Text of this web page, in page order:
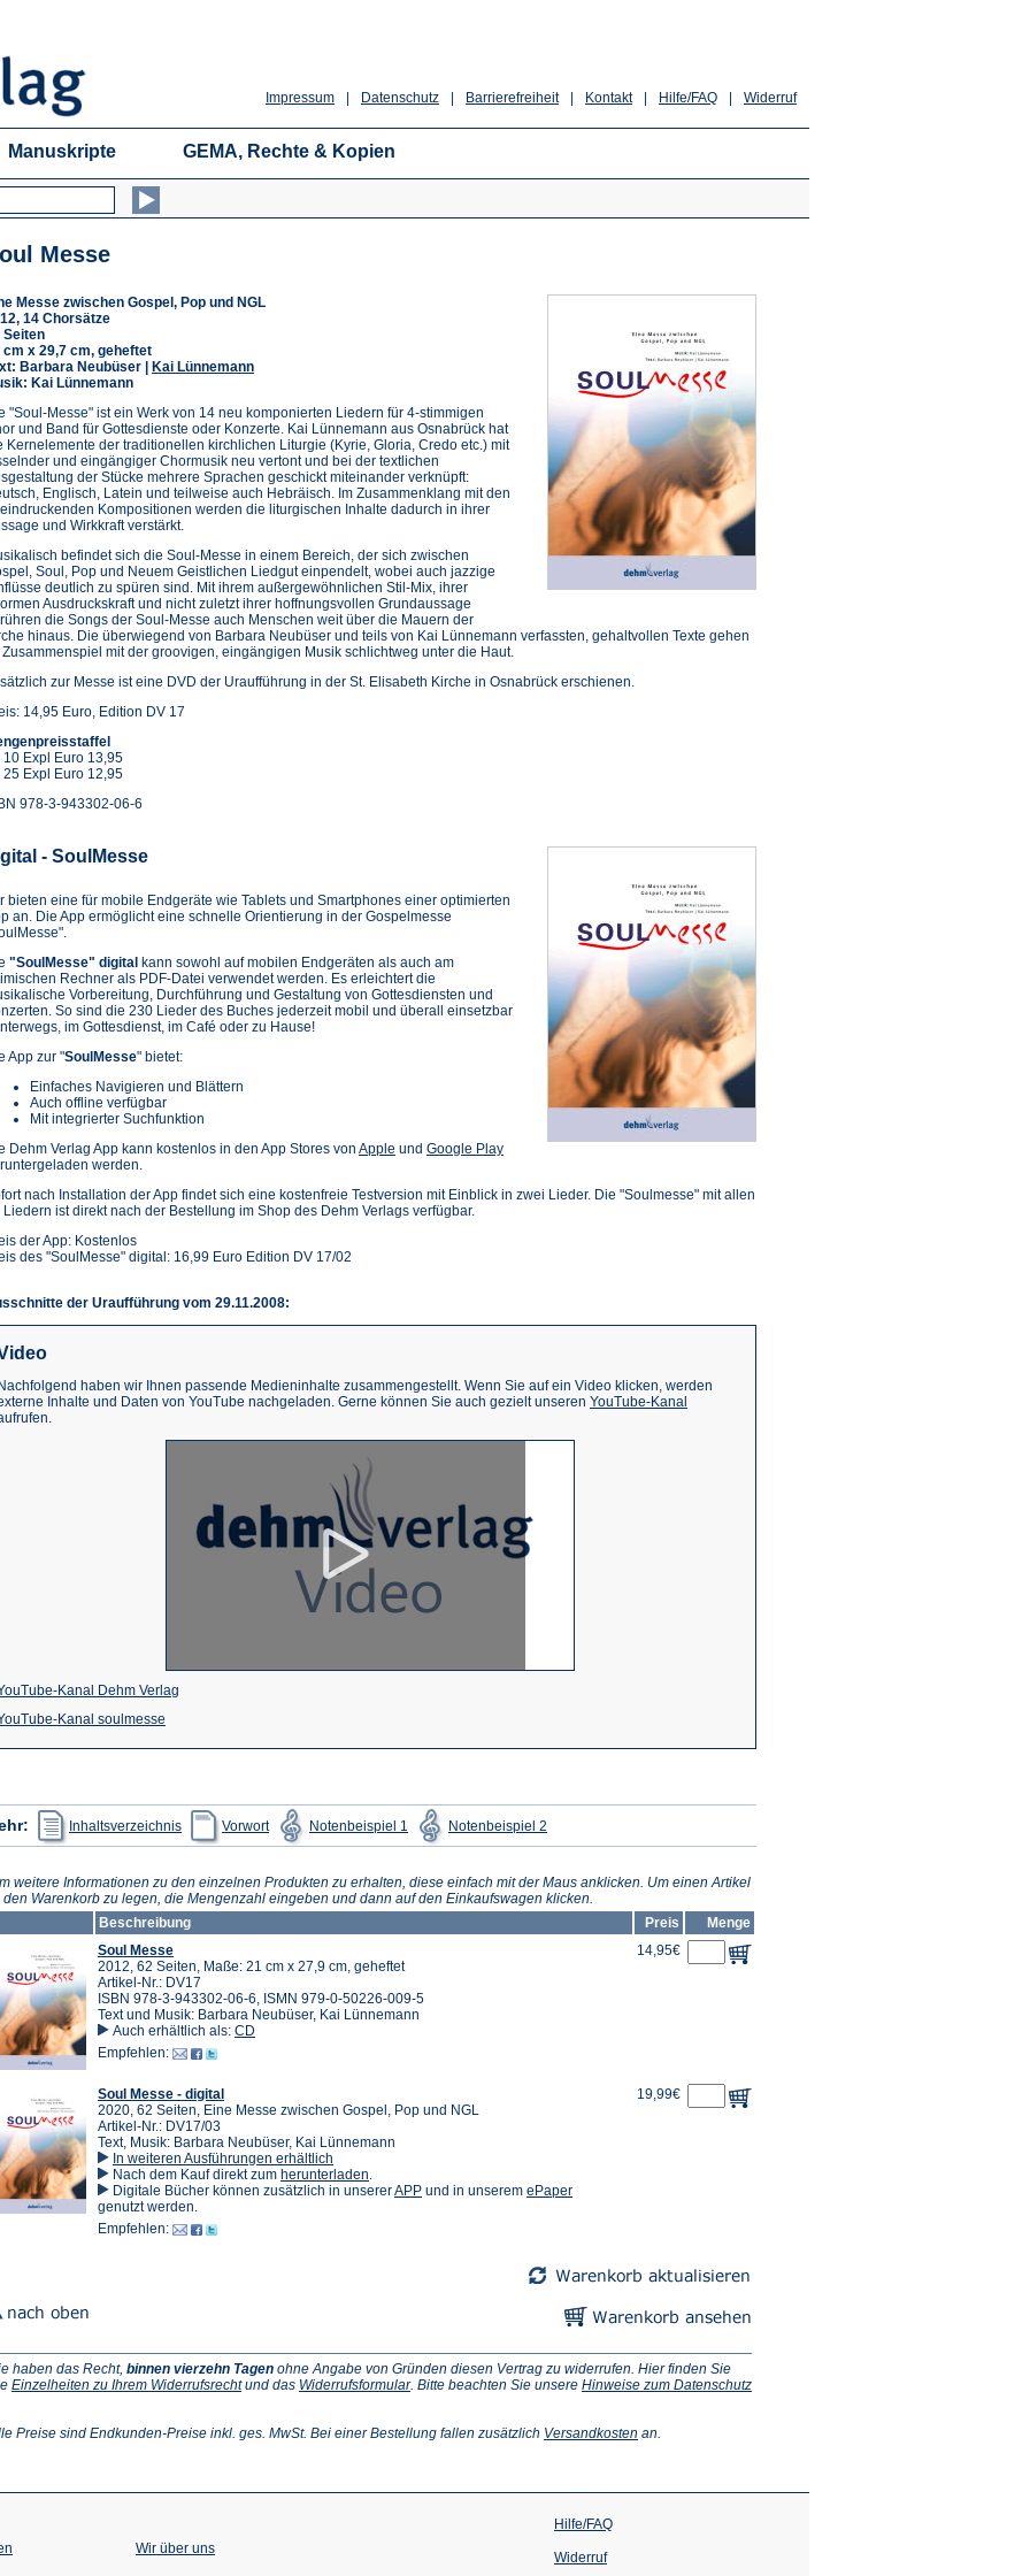
Widerruf
Hilfe/FAQ
Kontakt
Barrierefreiheit
Datenschutz
Impressum
Manuskripte GEMA, Rechte & Kopien
Messe
Messe zwischen Gospel, Pop und NGL
14 Chorsätze
Seiten
cm x 29,7 cm, geheftet
Barbara Neubüser |
Kai Lünnemann
Kai Lünnemann
"Soul-Messe" ist ein Werk von 14 neu komponierten Liedern für 4-stimmigen
und Band für Gottesdienste oder Konzerte. Kai Lünnemann aus Osnabrück hat
Kernelemente der traditionellen kirchlichen Liturgie (Kyrie, Gloria, Credo etc.) mit
und eingängiger Chormusik neu vertont und bei der textlichen
der Stücke mehrere Sprachen geschickt miteinander verknüpft:
Englisch, Latein und teilweise auch Hebräisch. Im Zusammenklang mit den
Kompositionen werden die liturgischen Inhalte dadurch in ihrer
und Wirkkraft verstärkt.
befindet sich die Soul-Messe in einem Bereich, der sich zwischen
Soul, Pop und Neuem Geistlichen Liedgut einpendelt, wobei auch jazzige
deutlich zu spüren sind. Mit ihrem außergewöhnlichen Stil-Mix, ihrer
Ausdruckskraft und nicht zuletzt ihrer hoffnungsvollen Grundaussage
die Songs der Soul-Messe auch Menschen weit über die Mauern der
hinaus. Die überwiegend von Barbara Neubüser und teils von Kai Lünnemann verfassten, gehaltvollen Texte gehen
Zusammenspiel mit der groovigen, eingängigen Musik schlichtweg unter die Haut.
zur Messe ist eine DVD der Uraufführung in der St. Elisabeth Kirche in Osnabrück erschienen.
14,95 Euro, Edition DV 17
10 Expl Euro 13,95
25 Expl Euro 12,95
978-3-943302-06-6
- SoulMesse
bieten eine für mobile Endgeräte wie Tablets und Smartphones einer optimierten
an. Die App ermöglicht eine schnelle Orientierung in der Gospelmesse
"SoulMesse" digital kann sowohl auf mobilen Endgeräten als auch am
Rechner als PDF-Datei verwendet werden. Es erleichtert die
Vorbereitung, Durchführung und Gestaltung von Gottesdiensten und
So sind die 230 Lieder des Buches jederzeit mobil und überall einsetzbar
im Gottesdienst, im Café oder zu Hause!
App zur "SoulMesse" bietet:
Einfaches Navigieren und Blättern
Auch offline verfügbar
Mit integrierter Suchfunktion
Dehm Verlag App kann kostenlos in den App Stores von Apple (Öffnet
neuen
Tab)
und Google Play(Öffnet
neuen
werden.
nach Installation der App findet sich eine kostenfreie Testversion mit Einblick in zwei Lieder. Die "Soulmesse" mit allen
Liedern ist direkt nach der Bestellung im Shop des Dehm Verlags verfügbar.
der App: Kostenlos
des "SoulMesse" digital: 16,99 Euro Edition DV 17/02
der Uraufführung vom 29.11.2008:
Nachfolgend haben wir Ihnen passende Medieninhalte zusammengestellt. Wenn Sie auf ein Video klicken, werden
Inhalte und Daten von YouTube nachgeladen. Gerne können Sie auch gezielt unseren YouTube-Kanal
Kanal Dehm Verlag
einem
Tab)
Kanal soulmesse
in
neuen
Tab)
Inhaltsverzeichnis
(Öffnet
in
einem
Tab)
Vorwort
(Öffnet
in
einem
Tab)
Notenbeispiel 1
(Öffnet
in
einem
Tab)
Notenbeispiel 2in
einem
Tab)
weitere Informationen zu den einzelnen Produkten zu erhalten, diese einfach mit der Maus anklicken. Um einen Artikel
den Warenkorb zu legen, die Mengenzahl eingeben und dann auf den Einkaufswagen klicken.
Beschreibung
Preis
Menge
Soul Messe
2012, 62 Seiten, Maße: 21 cm x 27,9 cm, geheftet
Artikel-Nr.: DV17
ISBN 978-3-943302-06-6, ISMN 979-0-50226-009-5
Text und Musik: Barbara Neubüser, Kai Lünnemann
Auch erhältlich als: CD
Empfehlen:
14,95€
Soul Messe - digital
2020, 62 Seiten, Eine Messe zwischen Gospel, Pop und NGL
Artikel-Nr.: DV17/03
Text, Musik: Barbara Neubüser, Kai Lünnemann
In weiteren Ausführungen erhältlich
Nach dem Kauf direkt zum herunterladen
in
.
Digitale Bücher können zusätzlich in unsererAPP(Öffnet
und in unserem ePaper(Öffnet
genutzt werden.
Empfehlen:
19,99€
haben das Recht, binnen vierzehn Tagen ohne Angabe von Gründen diesen Vertrag zu widerrufen. Hier finden Sie
Einzelheiten zu Ihrem Widerrufsrecht(Öffnet
neuen
und das Widerrufsformular(Öffnet
neuen
. Bitte beachten Sie unsere Hinweise zum Datenschutz
Preise sind Endkunden-Preise inkl. ges. MwSt. Bei einer Bestellung fallen zusätzlich Versandkosten (Öffnet
Tab)
an.
Wir über uns
Hilfe/FAQ
Widerruf